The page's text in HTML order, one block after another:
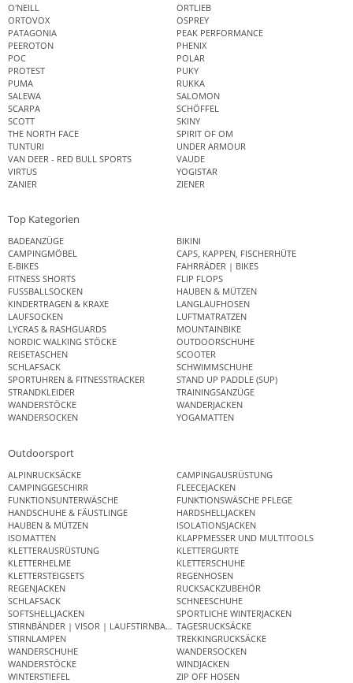
O'NEILL
ORTLIEB
ORTOVOX
OSPREY
PATAGONIA
PEAK PERFORMANCE
PEEROTON
PHENIX
POC
POLAR
PROTEST
PUKY
PUMA
RUKKA
SALEWA
SALOMON
SCARPA
SCHÖFFEL
SCOTT
SKINY
THE NORTH FACE
SPIRIT OF OM
TUNTURI
UNDER ARMOUR
VAN DEER - RED BULL SPORTS
VAUDE
VIRTUS
YOGISTAR
ZANIER
ZIENER
Top Kategorien
BADEANZÜGE
BIKINI
CAMPINGMÖBEL
CAPS, KAPPEN, FISCHERHÜTE
E-BIKES
FAHRRÄDER | BIKES
FITNESS SHORTS
FLIP FLOPS
FUSSBALLSOCKEN
HAUBEN & MÜTZEN
KINDERTRAGEN & KRAXE
LANGLAUFHOSEN
LAUFSOCKEN
LUFTMATRATZEN
LYCRAS & RASHGUARDS
MOUNTAINBIKE
NORDIC WALKING STÖCKE
OUTDOORSCHUHE
REISETASCHEN
SCOOTER
SCHLAFSACK
SCHWIMMSCHUHE
SPORTUHREN & FITNESSTRACKER
STAND UP PADDLE (SUP)
STRANDKLEIDER
TRAININGSANZÜGE
WANDERSTÖCKE
WANDERJACKEN
WANDERSOCKEN
YOGAMATTEN
Outdoorsport
ALPINRUCKSÄCKE
CAMPINGAUSRÜSTUNG
CAMPINGGESCHIRR
FLEECEJACKEN
FUNKTIONSUNTERWÄSCHE
FUNKTIONSWÄSCHE PFLEGE
HANDSCHUHE & FÄUSTLINGE
HARDSHELLJACKEN
HAUBEN & MÜTZEN
ISOLATIONSJACKEN
ISOMATTEN
KLAPPMESSER UND MULTITOOLS
KLETTERAUSRÜSTUNG
KLETTERGURTE
KLETTERHELME
KLETTERSCHUHE
KLETTERSTEIGSETS
REGENHOSEN
REGENJACKEN
RUCKSACKZUBEHÖR
SCHLAFSACK
SCHNEESCHUHE
SOFTSHELLJACKEN
SPORTLICHE WINTERJACKEN
STIRNBÄNDER | VISOR | LAUFSTIRNBANDTAGESRUCKSÄCKE
STIRNLAMPEN
TREKKINGRUCKSÄCKE
WANDERSCHUHE
WANDERSOCKEN
WANDERSTÖCKE
WINDJACKEN
WINTERSTIEFEL
ZIP OFF HOSEN